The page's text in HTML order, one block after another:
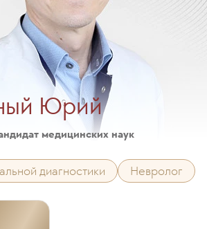
Юрий
медицинских наук
диагностики Невролог